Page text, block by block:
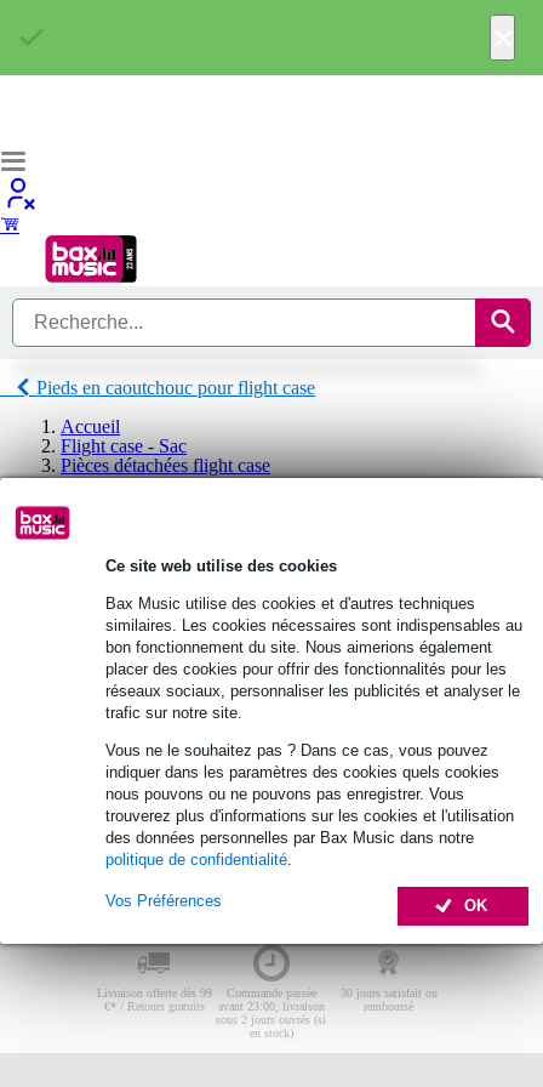
Ce site web utilise des cookies
Bax Music utilise des cookies et d'autres techniques
similaires. Les cookies nécessaires sont indispensables au
bon fonctionnement du site. Nous aimerions également
placer des cookies pour offrir des fonctionnalités pour les
réseaux sociaux, personnaliser les publicités et analyser le
trafic sur notre site.
Vous ne le souhaitez pas ? Dans ce cas, vous pouvez
indiquer dans les paramètres des cookies quels cookies
nous pouvons ou ne pouvons pas enregistrer. Vous
trouverez plus d'informations sur les cookies et l'utilisation
des données personnelles par Bax Music dans notre
politique de confidentialité
OK
Vos Préférences
Pieds en caoutchouc pour flight case
Accueil
Flight case - Sac
Pièces détachées flight case
Pieds en caoutchouc pour flight case
Pieds en caoutchouc pour flight case
JB systems
Aucun produit trouvé.
Aucun produit trouvé.
Livraison offerte dès 99
€* / Retours gratuits
Commande passée
avant 23:00, livraison
sous 2 jours ouvrés (si
en stock)
30 jours satisfait ou
remboursé